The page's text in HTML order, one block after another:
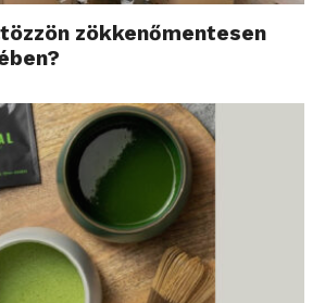
zökkenőmentesen